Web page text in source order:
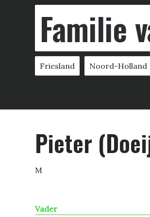
Familie
Friesland Noord-Holland
Pieter
M
Vader